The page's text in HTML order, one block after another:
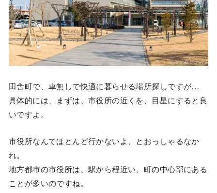
田舎町で、車無しで快適に暮らせる場所探しですが…
具体的には、まずは、市役所の近くを、目星にすると良
いですよ。
市役所なんてほとんど行かないよ、とおっしゃるなか
れ。
地方都市の市役所は、駅から程近い、町の中心部にある
ことが多いのですね。